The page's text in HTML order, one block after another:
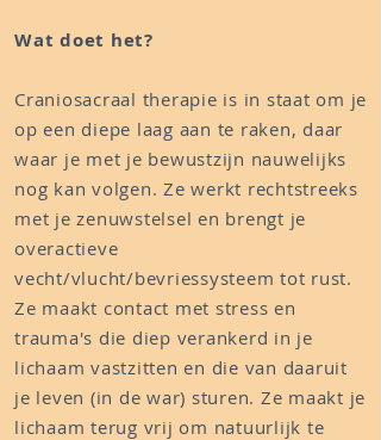
Wat doet het?
Craniosacraal therapie is in staat om je
op een diepe laag aan te raken, daar
waar je met je bewustzijn nauwelijks
nog kan volgen. Ze werkt rechtstreeks
met je zenuwstelsel en brengt je
overactieve
vecht/vlucht/bevriessysteem tot rust.
Ze maakt contact met stress en
trauma's die diep verankerd in je
lichaam vastzitten en die van daaruit
je leven (in de war) sturen. Ze maakt je
lichaam terug vrij om natuurlijk te